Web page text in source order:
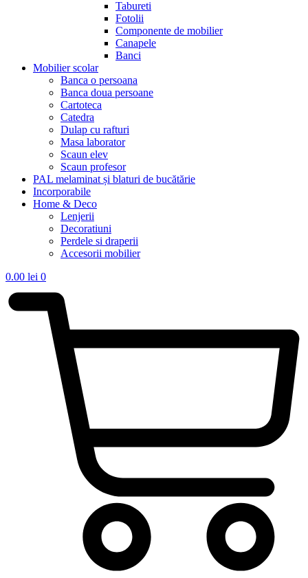
Tabureti
Fotolii
Componente de mobilier
Canapele
Banci
Mobilier scolar
Banca o persoana
Banca doua persoane
Cartoteca
Catedra
Dulap cu rafturi
Masa laborator
Scaun elev
Scaun profesor
PAL melaminat și blaturi de bucătărie
Incorporabile
Home & Deco
Lenjerii
Decoratiuni
Perdele si draperii
Accesorii mobilier
0.00 lei 0